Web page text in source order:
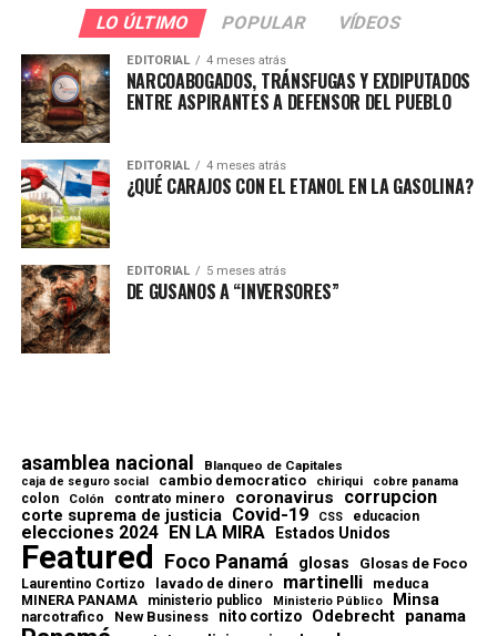
LO ÚLTIMO POPULAR VÍDEOS
EDITORIAL 4 meses atrás
NARCOABOGADOS, TRÁNSFUGAS Y EXDIPUTADOS
ENTRE ASPIRANTES A DEFENSOR DEL PUEBLO
EDITORIAL 4 meses atrás
¿QUÉ CARAJOS CON EL ETANOL EN LA GASOLINA?
EDITORIAL 5 meses atrás
DE GUSANOS A “INVERSORES”
asamblea nacional Blanqueo de Capitales
caja de seguro social cambio democratico chiriqui cobre panama
colon Colón contrato minero coronavirus corrupcion
corte suprema de justicia Covid-19 CSS educacion
elecciones 2024 EN LA MIRA Estados Unidos
Featured Foco Panamá glosas Glosas de Foco
Laurentino Cortizo lavado de dinero martinelli meduca
MINERA PANAMA ministerio publico Ministerio Público Minsa
narcotrafico New Business nito cortizo Odebrecht panama